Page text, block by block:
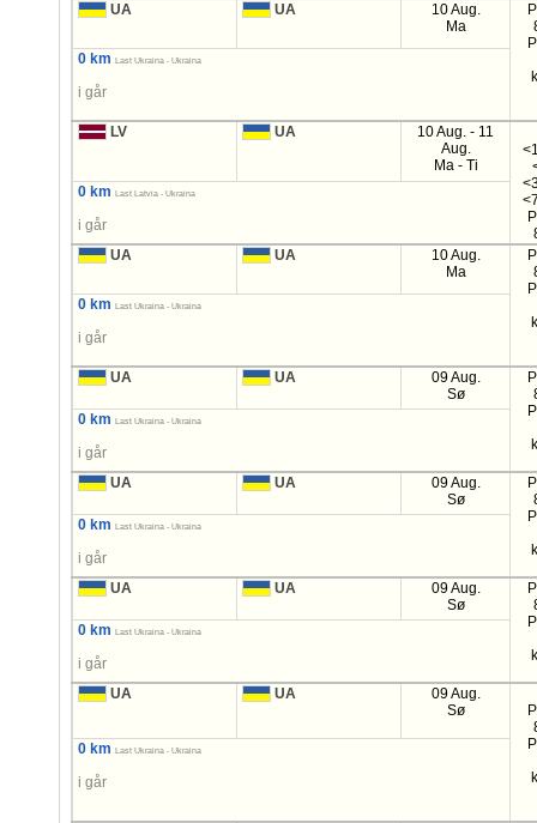
UA
UA
10 Aug.
Ma
0 km Last Ukraina - Ukraina
i går
LV UA
10 Aug. - 11
Aug.
Ma - Ti
0 km Last Latvia - Ukraina
i går
UA
UA
10 Aug.
Ma
0 km Last Ukraina - Ukraina
i går
UA UA
09 Aug.
Sø
0 km Last Ukraina - Ukraina
i går
UA
UA
09 Aug.
Sø
0 km Last Ukraina - Ukraina
i går
UA
UA
09 Aug.
Sø
0 km Last Ukraina - Ukraina
i går
UA
UA
09 Aug.
Sø
0 km Last Ukraina - Ukraina
i går